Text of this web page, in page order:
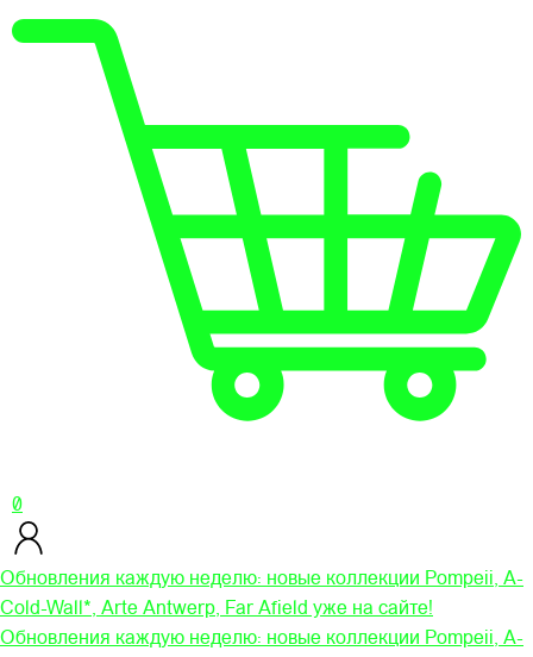
0
Обновления каждую неделю: новые коллекции Pompeii, A-
Cold-Wall*, Arte Antwerp, Far Afield уже на сайте!
Обновления каждую неделю: новые коллекции Pompeii, A-